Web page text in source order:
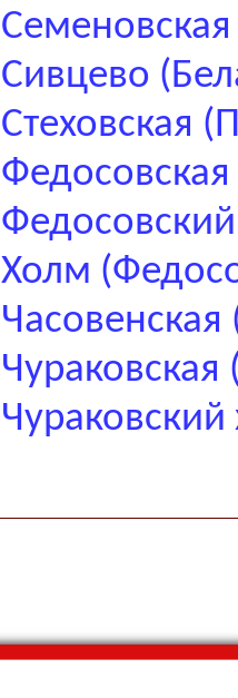
Сивцево
Стеховская
Холм
Чураковский